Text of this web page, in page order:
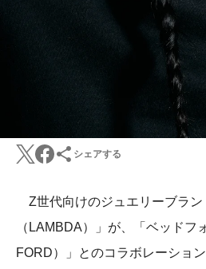
シェアする
Z世代向けのジュエリーブラン
（LAMBDA）」が、「ベッドフ
FORD）」とのコラボレーショ